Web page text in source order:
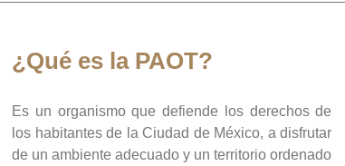
¿Qué es la PAOT?
Es un organismo que defiende los derechos de
los habitantes de la Ciudad de México, a disfrutar
de un ambiente adecuado y un territorio ordenado